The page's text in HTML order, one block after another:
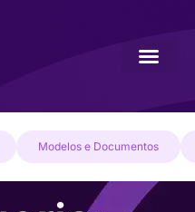
Modelos e Documentos